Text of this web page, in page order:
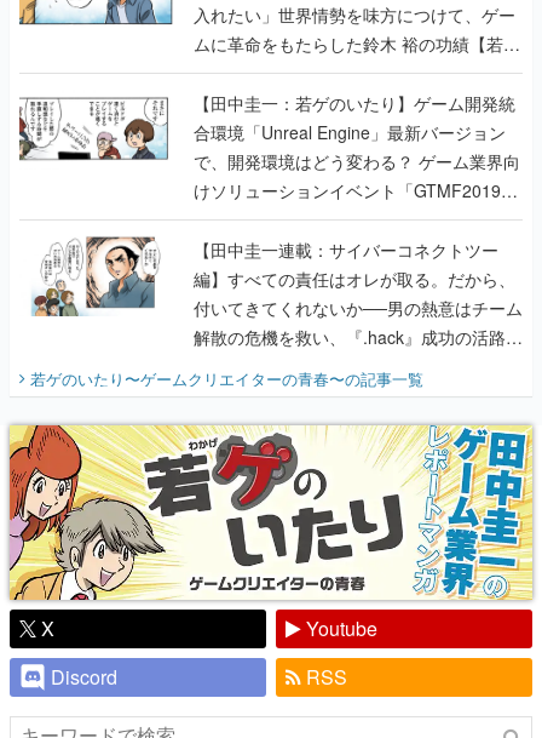
入れたい」世界情勢を味方につけて、ゲー
ムに革命をもたらした鈴木 裕の功績【若ゲ
のいたり】
【田中圭一：若ゲのいたり】ゲーム開発統
合環境「Unreal Engine」最新バージョン
で、開発環境はどう変わる？ ゲーム業界向
けソリューションイベント「GTMF2019」
に行って、より理解を深めよう【PR】
【田中圭一連載：サイバーコネクトツー
編】すべての責任はオレが取る。だから、
付いてきてくれないか──男の熱意はチーム
解散の危機を救い、『.hack』成功の活路を
『少年ジャンプ』色だった【若ゲのいた
り】
若ゲのいたり〜ゲームクリエイターの青春〜の記事一覧
X
Youtube
Discord
RSS